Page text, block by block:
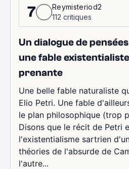
7
Reymisteriod2
112 critiques
Un dialogue de
une fable
prenante
Une belle fable naturaliste
Elio Petri. Une fable
le plan philosophique (trop
Disons que le récit de Petri
l'existentialisme sartrien
théories de l'absurde de
l'autre...